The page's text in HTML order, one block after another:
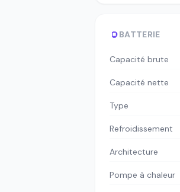
BATTERIE
Capacité brute
Capacité nette
Type
Refroidissement
Architecture
Pompe à chaleur